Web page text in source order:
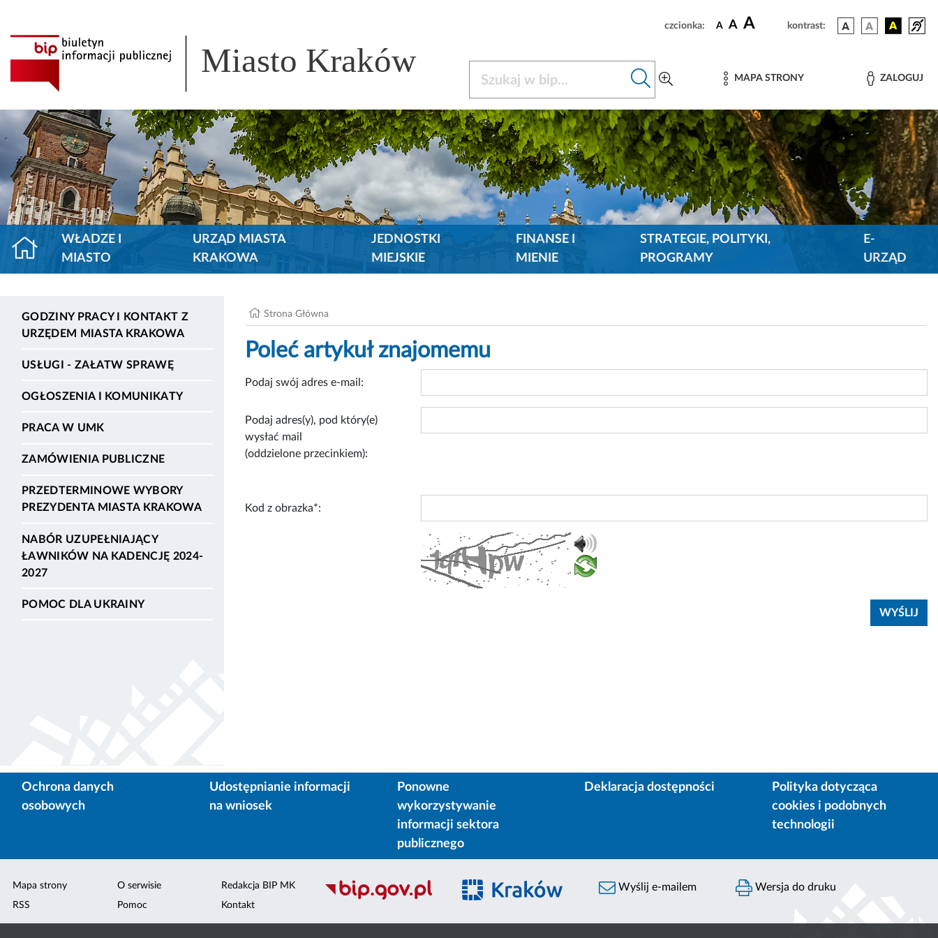
czcionka: A A A kontrast:
Miasto Kraków MAPA STRONY ZALOGUJ
WŁADZE I
MIASTO
URZĄD MIASTA
KRAKOWA
JEDNOSTKI
MIEJSKIE
FINANSE I
MIENIE
STRATEGIE, POLITYKI,
PROGRAMY
E-
URZĄD
GODZINY PRACY I KONTAKT Z
URZĘDEM MIASTA KRAKOWA
USŁUGI - ZAŁATW SPRAWĘ
OGŁOSZENIA I KOMUNIKATY
PRACA W UMK
ZAMÓWIENIA PUBLICZNE
PRZEDTERMINOWE WYBORY
PREZYDENTA MIASTA KRAKOWA
NABÓR UZUPEŁNIAJĄCY
ŁAWNIKÓW NA KADENCJĘ 2024-
2027
POMOC DLA UKRAINY
Strona Główna
Poleć artykuł znajomemu
Podaj swój adres e-mail:
Podaj adres(y), pod który(e)
wysłać mail
(oddzielone przecinkiem):
Kod z obrazka*:
Ochrona danych
osobowych
Udostępnianie informacji
na wniosek
Ponowne
wykorzystywanie
informacji sektora
publicznego
Deklaracja dostępności
Polityka dotycząca
cookies i podobnych
technologii
Mapa strony
RSS
O serwisie
Pomoc
Redakcja BIP MK
Kontakt
Wyślij e-mailem Wersja do druku